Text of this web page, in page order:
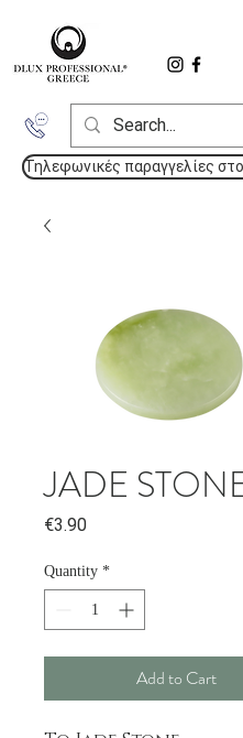
Τηλεφωνικές παραγγελίες
JADE
€3.90Price
Quantity *
Add to Cart